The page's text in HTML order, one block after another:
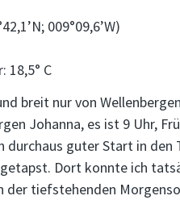
009°09,6’W)
18,5° C
breit nur von
Johanna, es ist 9 Uhr,
guter Start in den
Dort konnte ich
tiefstehenden